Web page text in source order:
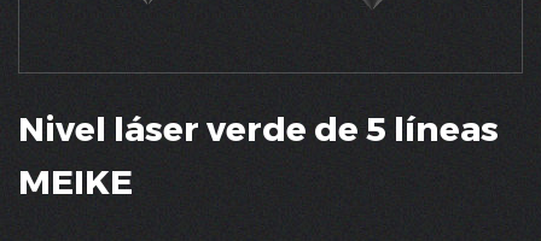
Nivel láser verde de 5 líneas
MEIKE